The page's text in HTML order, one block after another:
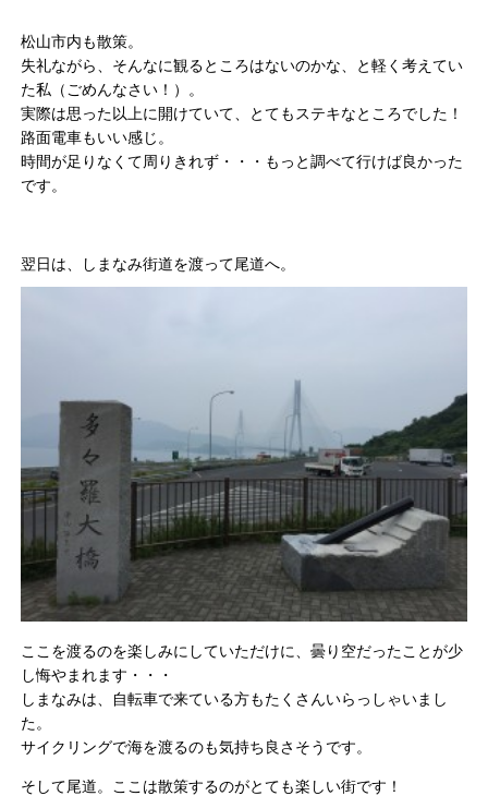
松山市内も散策。
失礼ながら、そんなに観るところはないのかな、と軽く考えてい
た私（ごめんなさい！）。
実際は思った以上に開けていて、とてもステキなところでした！
路面電車もいい感じ。
時間が足りなくて周りきれず・・・もっと調べて行けば良かった
です。
翌日は、しまなみ街道を渡って尾道へ。
ここを渡るのを楽しみにしていただけに、曇り空だったことが少
し悔やまれます・・・
しまなみは、自転車で来ている方もたくさんいらっしゃいまし
た。
サイクリングで海を渡るのも気持ち良さそうです。
そして尾道。ここは散策するのがとても楽しい街です！